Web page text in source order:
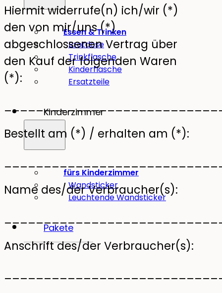
Essen & Trinken
Brotdose
Trinkflasche
Kinderflasche
Ersatzteile
Kinderzimmer
fürs Kinderzimmer
Wandsticker
Leuchtende Wandsticker
Pakete
Hiermit widerrufe(n) ich/wir (*)
den von mir/uns (*)
abgeschlossenen Vertrag über
den Kauf der folgenden Waren
(*):
Bestellt am (*) / erhalten am (*):
Name des/der Verbraucher(s):
Anschrift des/der Verbraucher(s):